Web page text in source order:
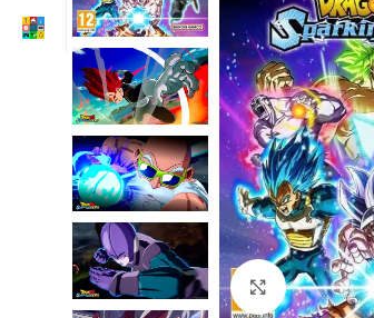
Agrandir